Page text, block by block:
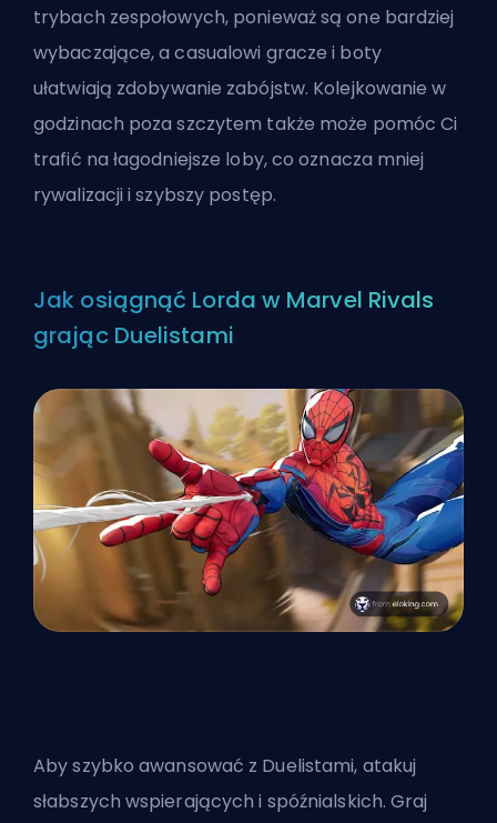
trybach zespołowych, ponieważ są one bardziej
wybaczające, a casualowi gracze i boty
ułatwiają zdobywanie zabójstw. Kolejkowanie w
godzinach poza szczytem także może pomóc Ci
trafić na łagodniejsze loby, co oznacza mniej
rywalizacji i szybszy postęp.
Jak osiągnąć Lorda w Marvel Rivals
grając Duelistami
Aby szybko awansować z Duelistami, atakuj
słabszych wspierających i spóźnialskich. Graj